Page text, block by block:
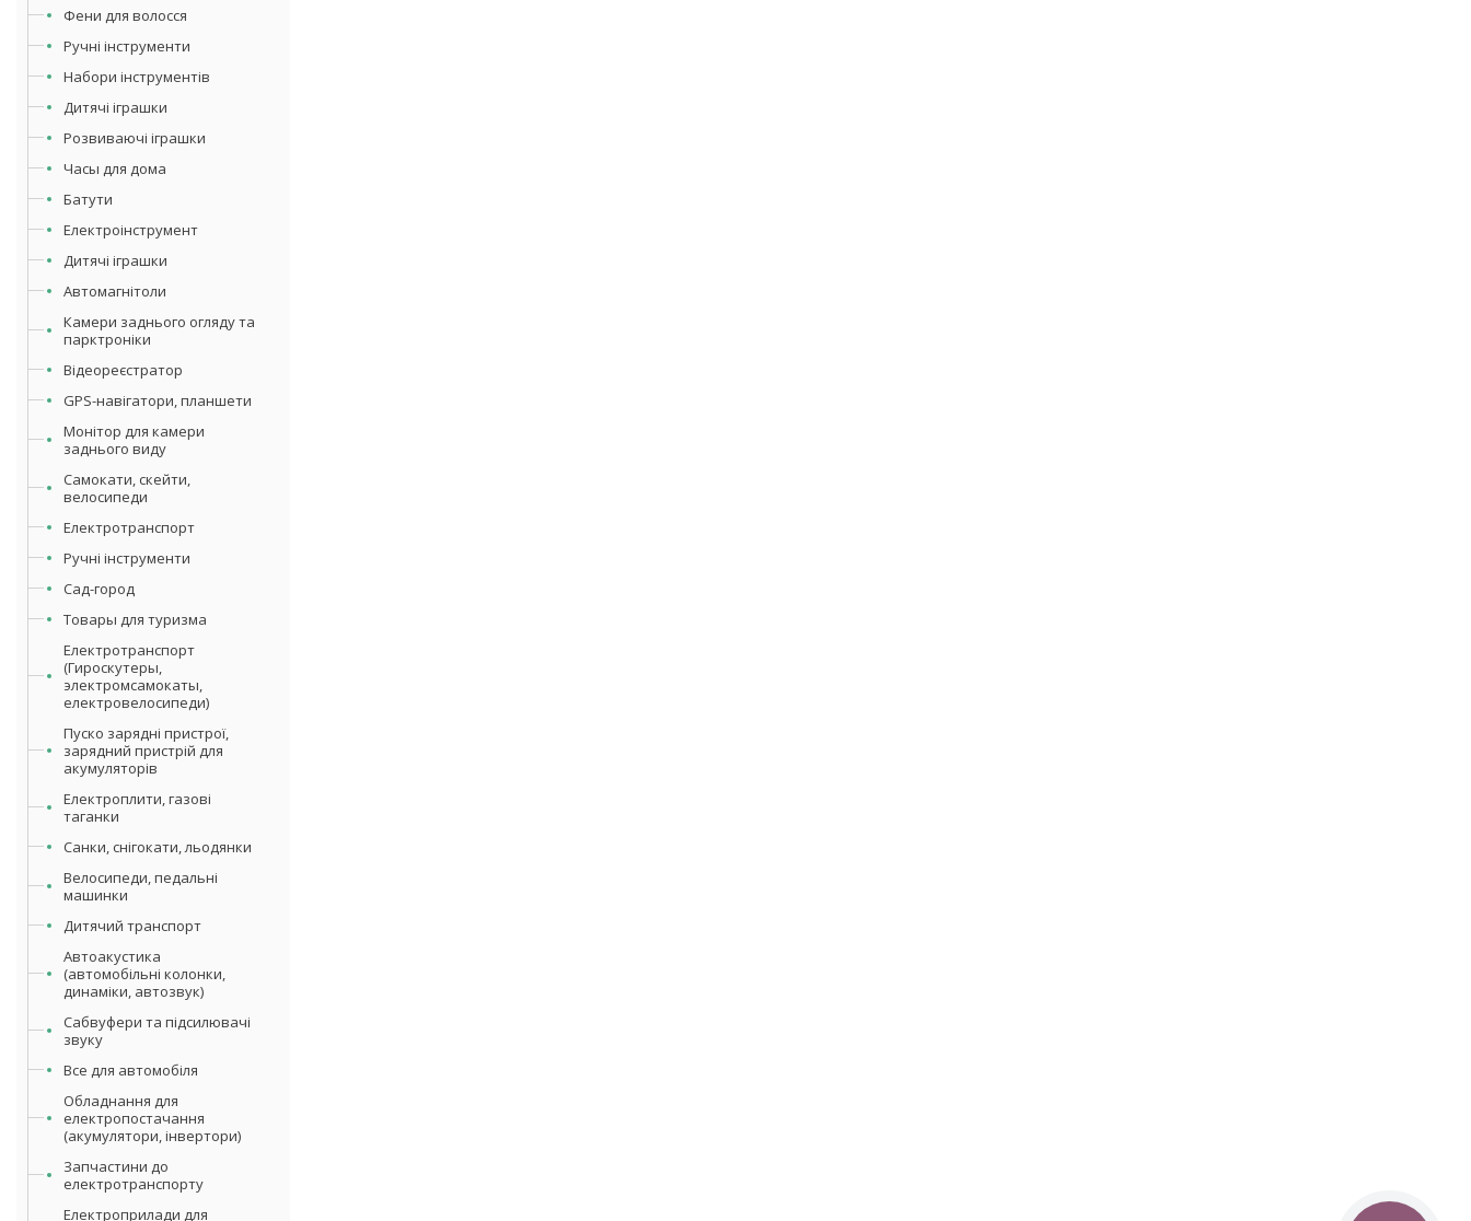
Фени для волосся
Ручні інструменти
Набори інструментів
Дитячі іграшки
Розвиваючі іграшки
Часы для дома
Батути
Електроінструмент
Дитячі іграшки
Автомагнітоли
Камери заднього огляду та
парктроніки
Відеореєстратор
GPS-навігатори, планшети
Монітор для камери
заднього виду
Самокати, скейти,
велосипеди
Електротранспорт
Ручні інструменти
Сад-город
Товары для туризма
Електротранспорт
(Гироскутеры,
электромсамокаты,
електровелосипеди)
Пуско зарядні пристрої,
зарядний пристрій для
акумуляторів
Електроплити, газові
таганки
Санки, снігокати, льодянки
Велосипеди, педальні
машинки
Дитячий транспорт
Автоакустика
(автомобільні колонки,
динаміки, автозвук)
Сабвуфери та підсилювачі
звуку
Все для автомобіля
Обладнання для
електропостачання
(акумулятори, інвертори)
Запчастини до
електротранспорту
Електроприлади для